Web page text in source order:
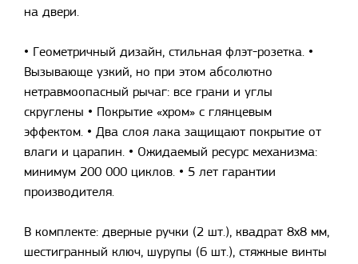
на двери.
• Геометричный дизайн, стильная флэт-розетка. •
Вызывающе узкий, но при этом абсолютно
нетравмоопасный рычаг: все грани и углы
скруглены • Покрытие «хром» с глянцевым
эффектом. • Два слоя лака защищают покрытие от
влаги и царапин. • Ожидаемый ресурс механизма:
минимум 200 000 циклов. • 5 лет гарантии
производителя.
В комплекте: дверные ручки (2 шт.), квадрат 8x8 мм,
шестигранный ключ, шурупы (6 шт.), стяжные винты